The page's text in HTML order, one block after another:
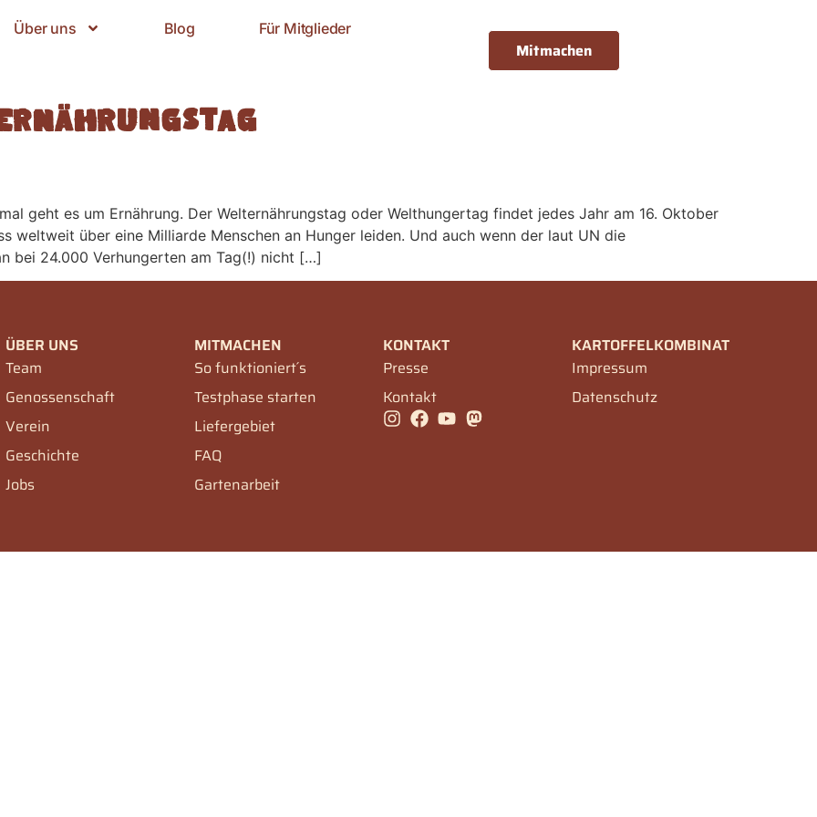
Über uns Blog Für Mitglieder
Mitmachen
geht es um Ernährung. Der Welternährungstag oder Welthungertag findet jedes Jahr am 16. Oktober
weltweit über eine Milliarde Menschen an Hunger leiden. Und auch wenn der laut UN die
bei 24.000 Verhungerten am Tag(!) nicht […]
ÜBER UNS
Team
Genossenschaft
Verein
Geschichte
Jobs
MITMACHEN
So funktioniert´s
Testphase starten
Liefergebiet
FAQ
Gartenarbeit
KONTAKT
Presse
Kontakt
KARTOFFELKOMBINAT
Impressum
Datenschutz